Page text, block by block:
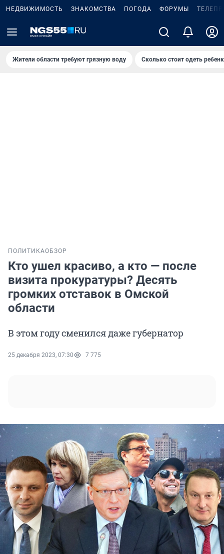
НЕДВИЖИМОСТЬ ЗНАКОМСТВА ПОГОДА ФОРУМЫ
Жители области требуют грязную воду Сколько стоит одеть
ПОЛИТИКАОБЗОР
Кто ушел красиво, а кто — после
визита прокуратуры? Десять
громких отставок в Омской
области
В этом году сменился даже губернатор
25 декабря 2023, 07:30 7 775